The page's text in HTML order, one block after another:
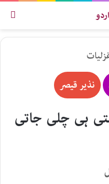
نذیر قیصر
ہی چلی جاتی